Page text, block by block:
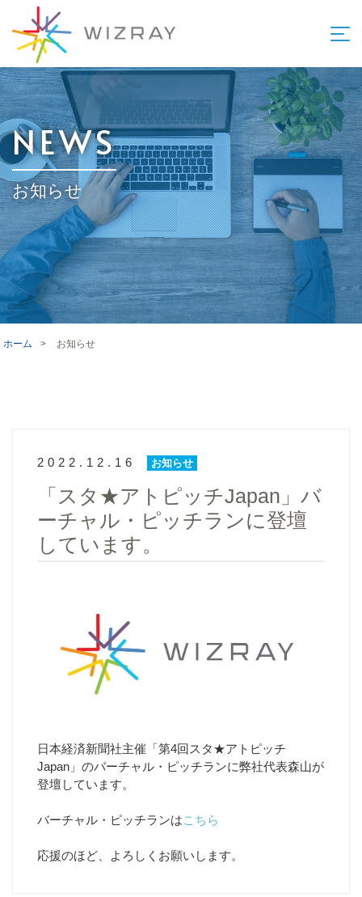
NEWS
お知らせ
ホーム > お知らせ
2022.12.16 お知らせ
「スタ★アトピッチJapan」バ
ーチャル・ピッチランに登壇
しています。
日本経済新聞社主催「第4回スタ★アトピッチ
Japan」のバーチャル・ピッチランに弊社代表森山が
登壇しています。
バーチャル・ピッチランはこちら
応援のほど、よろしくお願いします。